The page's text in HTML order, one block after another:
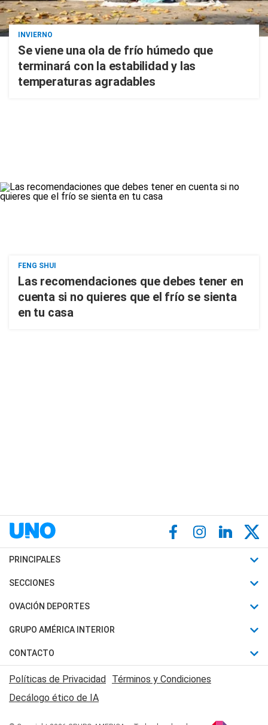
INVIERNO
Se viene una ola de frío húmedo que
terminará con la estabilidad y las
temperaturas agradables
FENG SHUI
Las recomendaciones que debes tener en
cuenta si no quieres que el frío se sienta
en tu casa
PRINCIPALES
Últimas Noticias
Política
Judiciales
Economia
SECCIONES
Horóscopo
Motores
Trucos caseros
Series y Películas
Edictos y Solicitadas
OVACIÓN DEPORTES
Fútbol
Mundial
Automovilismo
Rugby
GRUPO AMÉRICA INTERIOR
Canal 7 en Vivo
CONTACTO
Acerca de Nosotros
Contactanos
Políticas de Privacidad Términos y Condiciones
Decálogo ético de IA